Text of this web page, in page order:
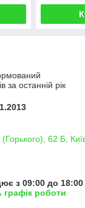
за останній рік
62 Б,
з 09:00 до 18:00
графік роботи